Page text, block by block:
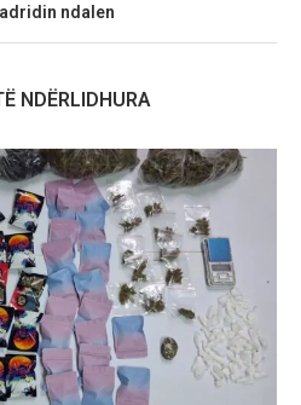
ndalen
NDËRLIDHURA